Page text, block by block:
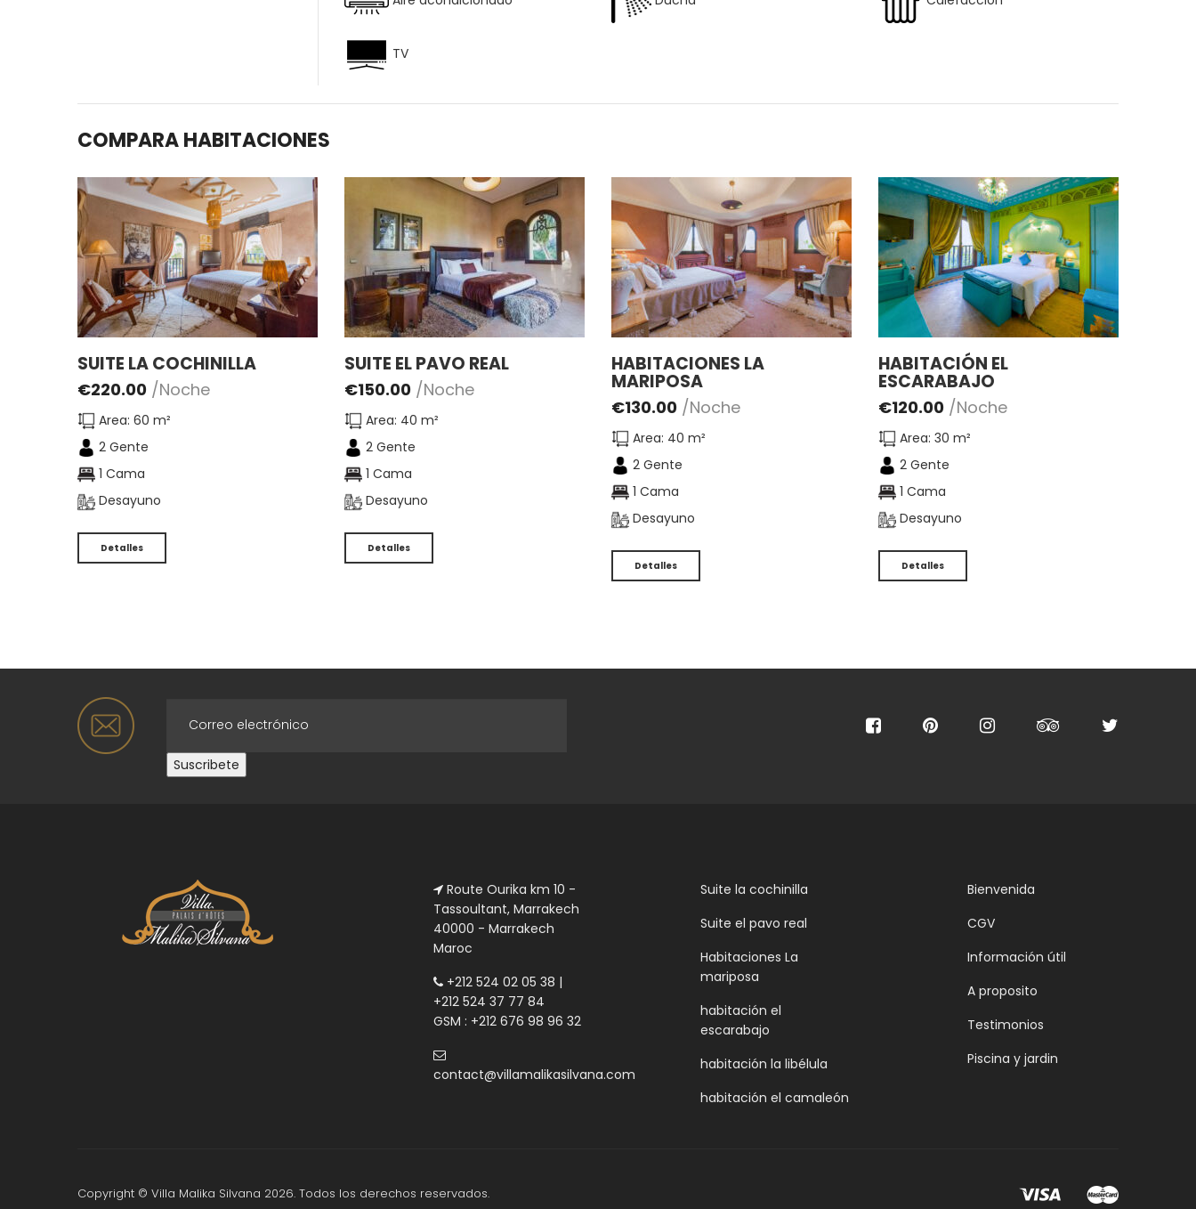
TV
COMPARA HABITACIONES
SUITE LA COCHINILLA
€220.00 /Noche
Area: 60 m²
2 Gente
1 Cama
Desayuno
Detalles
SUITE EL PAVO REAL
€150.00 /Noche
Area: 40 m²
2 Gente
1 Cama
Desayuno
Detalles
HABITACIONES LA
MARIPOSA
€130.00 /Noche
Area: 40 m²
2 Gente
1 Cama
Desayuno
Detalles
HABITACIÓN EL
ESCARABAJO
€120.00 /Noche
Area: 30 m²
2 Gente
1 Cama
Desayuno
Detalles
Route Ourika km 10 -
Tassoultant, Marrakech
40000 - Marrakech
Maroc
+212 524 02 05 38 |
+212 524 37 77 84
GSM : +212 676 98 96 32
contact@villamalikasilvana.com
Suite la cochinilla
Suite el pavo real
Habitaciones La
mariposa
habitación el
escarabajo
habitación la libélula
habitación el camaleón
Bienvenida
CGV
Información útil
A proposito
Testimonios
Piscina y jardin
Copyright © Villa Malika Silvana 2026. Todos los derechos reservados.